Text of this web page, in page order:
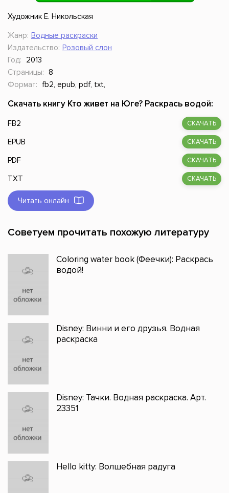
Художник Е. Никольская
Жанр: Водные раскраски
Издательство: Розовый слон
Год:
2013
Страницы: 8
Формат:
fb2, epub, pdf, txt,
Скачать книгу Кто живет на Юге? Раскрась водой:
FB2 СКАЧАТЬ
EPUB СКАЧАТЬ
PDF СКАЧАТЬ
TXT СКАЧАТЬ
Читать онлайн
Советуем прочитать похожую литературу
Coloring water book (Феечки): Раскрась
водой!
Disney: Винни и его друзья. Водная
раскраска
Disney: Тачки. Водная раскраска. Арт.
23351
Hello kitty: Волшебная радуга